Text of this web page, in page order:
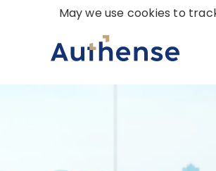
May we use cookies to